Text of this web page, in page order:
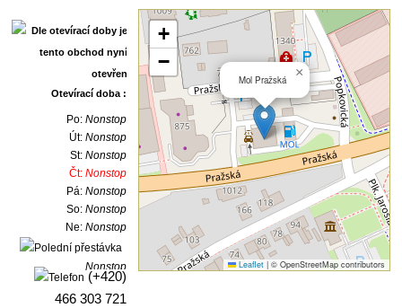
Otevírací doba :
Po:Nonstop
Út:Nonstop
St:Nonstop
Čt:Nonstop
Pá:Nonstop
So:Nonstop
Ne:Nonstop
Nonstop
(+420)
466 303 721
Mol Pražská ×
+
−
Leaflet |© OpenStreetMap contributors